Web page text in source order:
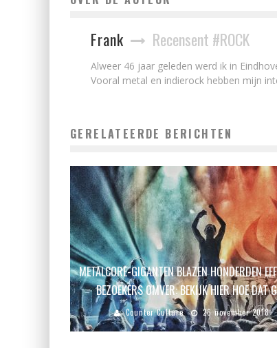
Frank Recensent #ROCK
Alweer 46 jaar geleden werd ik in
Vooral metal en indierock hebben mijn
GERELATEERDE BERICHTEN
METALCORE-GIGANTEN BLAZEN HONDERDEN
BEZOEKERS OMVER: BEKIJK HIER HOE DAT
Counter Culture 26 november 2018